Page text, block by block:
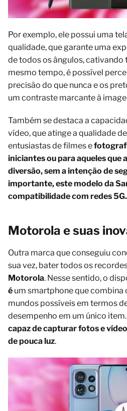
Por exemplo, ele possui uma
qualidade, que garante uma
de todos os ângulos, cativando
mesmo tempo, é possível
precisão do que nunca e os
um contraste marcante à
Também se destaca a
vídeo, que atinge a qualidade
entusiastas de filmes e
iniciantes ou para aqueles que
diversão, sem a intenção de
importante, este modelo da
compatibilidade com redes 5G.
Motorola e suas
Outra marca que conseguiu
sua vez, bater todos os
Motorola. Nesse sentido, o
é um smartphone que combina
mundos possíveis em termos
desempenho em um único item.
capaz de capturar fotos e
de pouca luz.